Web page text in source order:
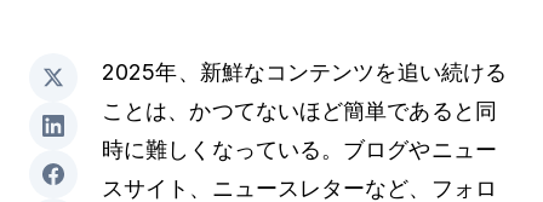
2025年、新鮮なコンテンツを追い続ける
ことは、かつてないほど簡単であると同
時に難しくなっている。ブログやニュー
スサイト、ニュースレターなど、フォロ